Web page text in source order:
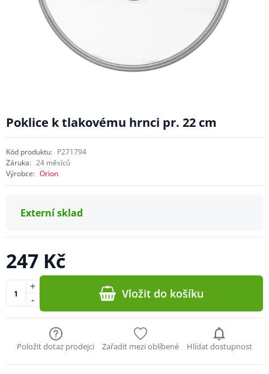
Poklice k tlakovému hrnci pr. 22 cm
Kód produktu: P271794
Záruka: 24 měsíců
Výrobce: Orion
Externí sklad
247 Kč
-
+ Vložit do košíku
Položit dotaz prodejci Zařadit mezi oblíbené Hlídat dostupnost